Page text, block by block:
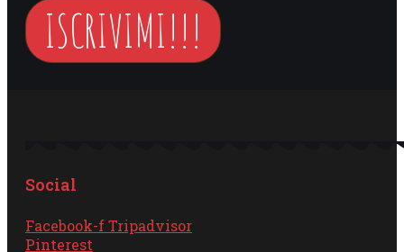
ISCRIVIMI!!!
Social
Facebook-fTripadvisor
Pinterest